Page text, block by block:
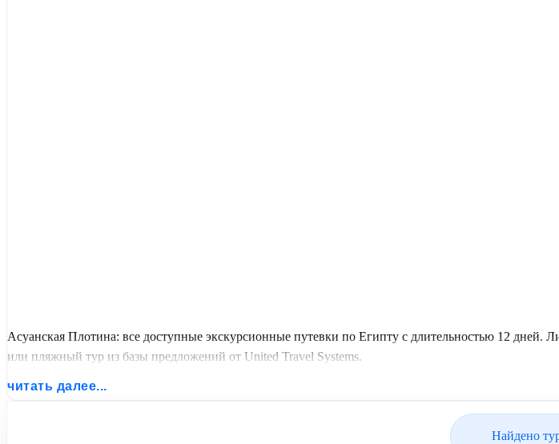
Асуанская Плотина: все доступные экскурсионные путевки по Египту с длительностью 12
или пляжный тур из базы предложений от United Travel Systems.
читать далее...
Найдено